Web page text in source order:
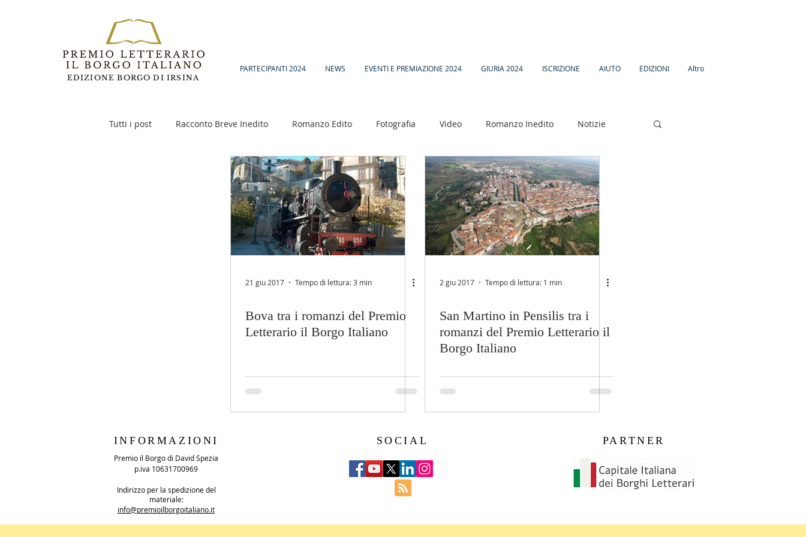
EDIZIONE BORGO DI IRSINA
PARTECIPANTI 2024 NEWS EVENTI E PREMIAZIONE 2024 GIURIA 2024 ISCRIZIONE AIUTO EDIZIONI Altro
Tutti i post Racconto Breve Inedito Romanzo Edito Fotografia Video Romanzo Inedito Notizie
Racconto Inedito 18
21 giu 2017 Tempo di lettura: 3 min
Bova tra i romanzi del Premio
Letterario il Borgo Italiano
2 giu 2017 Tempo di lettura: 1 min
San Martino in Pensilis tra i
romanzi del Premio Letterario il
Borgo Italiano
INFORMAZIONI
Premio il Borgo di David Spezia
p.iva 10631700969
Indirizzo per la spedizione del
materiale:
info@premioilborgoitaliano.it
SOCIAL PARTNER